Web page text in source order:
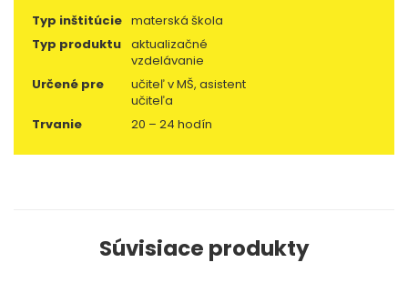
Typ inštitúcie materská škola
Typ produktu aktualizačné
vzdelávanie
Určené pre
učiteľ v MŠ, asistent
učiteľa
Trvanie
20 – 24 hodín
Súvisiace produkty